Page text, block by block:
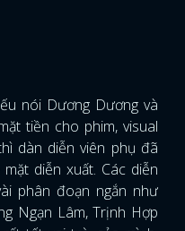
nói Dương Dương và
tiền cho phim, visual
dàn diễn viên phụ đã
diễn xuất. Các diễn
phân đoạn ngắn như
Ngạn Lâm, Trịnh Hợp